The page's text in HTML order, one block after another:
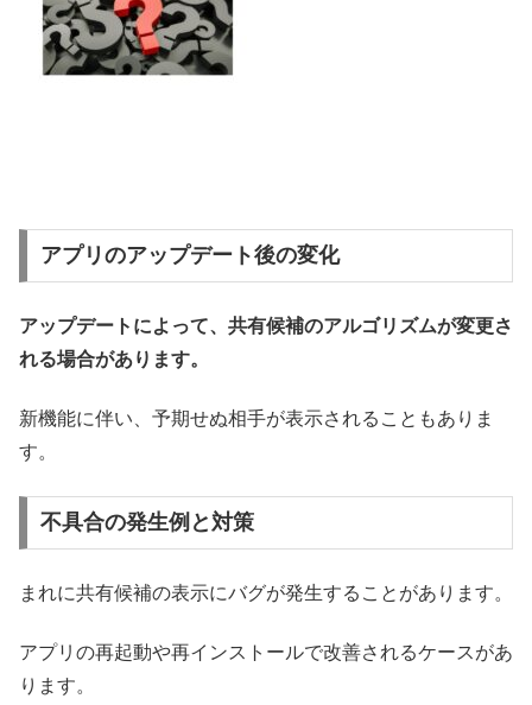
アプリのアップデート後の変化
アップデートによって、共有候補のアルゴリズムが変更さ
れる場合があります。
新機能に伴い、予期せぬ相手が表示されることもありま
す。
不具合の発生例と対策
まれに共有候補の表示にバグが発生することがあります。
アプリの再起動や再インストールで改善されるケースがあ
ります。